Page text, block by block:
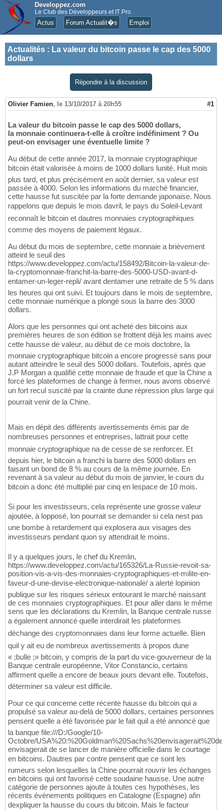
Developpez.com
Le Club des Développeurs et IT Pro
Actus Forum Actualit�s Emploi
Actualités : La valeur du bitcoin passe le cap des 5000
dollars
Répondre à la discussion
Olivier Famien, le 13/10/2017 à 20h55 #1
La valeur du bitcoin passe le cap des 5000 dollars,
la monnaie continuera-t-elle à croître indéfiniment ? Ou
peut-on envisager une éventuelle limite ?
Au début de cette année 2017, la monnaie cryptographique
bitcoin était valorisée à moins de 1000 dollars lunité. Huit mois
plus tard, et plus précisément en août dernier, sa valeur est
passée à 4000. Selon les informations du marché financier,
cette hausse fut suscitée par la forte demande japonaise. Nous
rappelons que depuis le mois davril, le pays du Soleil-Levant
reconnaît le bitcoin et dautres monnaies cryptographiques
comme des moyens de paiement légaux.
Au début du mois de septembre, cette monnaie a brièvement
atteint le seuil des
https://www.developpez.com/actu/158492/Bitcoin-la-valeur-de-
la-cryptomonnaie-franchit-la-barre-des-5000-USD-avant-d-
entamer-un-leger-repli/ avant dentamer une retraite de 5 % dans
les heures qui ont suivi. Et toujours dans le mois de septembre,
cette monnaie numérique a plongé sous la barre des 3000
dollars.
Alors que les personnes qui ont acheté des bitcoins aux
premières heures de son édition se frottent déjà les mains avec
cette hausse de valeur, au début de ce mois doctobre, la
monnaie cryptographique bitcoin a encore progressé sans pour
autant atteindre le seuil des 5000 dollars. Toutefois, après que
J.P Morgan a qualifié cette monnaie de fraude et que la Chine a
forcé les plateformes de change à fermer, nous avons observé
un fort recul suscité par la crainte dune répression plus large qui
pourrait venir de la Chine.
Mais en dépit des différents avertissements émis par de
nombreuses personnes et entreprises, lattrait pour cette
monnaie cryptographique na de cesse de se renforcer. Et
depuis hier, le bitcoin a franchi la barre des 5000 dollars en
faisant un bond de 8 % au cours de la même journée. En
revenant à sa valeur au début du mois de janvier, le cours du
bitcoin a donc été multiplié par cinq en lespace de 10 mois.
Si pour les investisseurs, cela représente une grosse valeur
ajoutée, à lopposé, lon pourrait se demander si cela nest pas
une bombe à retardement qui explosera aux visages des
investisseurs pendant quon sy attendrait le moins.
Il y a quelques jours, le chef du Kremlin,
https://www.developpez.com/actu/165326/La-Russie-revoit-sa-
position-vis-a-vis-des-monnaies-cryptographiques-et-milite-en-
faveur-d-une-devise-electronique-nationale/ a alerté lopinion
publique sur les risques sérieux entourant le marché naissant
de ces monnaies cryptographiques. Et pour aller dans le même
sens que les déclarations du Kremlin, la Banque centrale russe
a également annoncé quelle interdirait les plateformes
déchange des cryptomonnaies dans leur forme actuelle. Bien
quil y ait eu de nombreux avertissements à propos dune
« ;bulle ;» bitcoin, y compris de la part du vice-gouverneur de la
Banque centrale européenne, Vitor Constancio, certains
affirment quelle a encore de beaux jours devant elle. Toutefois,
déterminer sa valeur est difficile.
Pour ce qui concerne cette récente hausse du bitcoin qui a
propulsé sa valeur au-delà de 5000 dollars, certaines personnes
pensent quelle a été favorisée par le fait quil a été annoncé que
la banque file:///D:/Google/10-
Octobre/
envisagerait de se lancer de manière officielle dans le courtage
en bitcoins. Dautres par contre pensent que ce sont les
rumeurs selon lesquelles la Chine pourrait rouvrir les échanges
en bitcoins qui ont favorisé cette soudaine hausse. Une autre
catégorie de personnes ajoute à toutes ces hypothèses, les
récents évènements politiques en Catalogne (Espagne) afin
dexpliquer la hausse du cours du bitcoin. Mais le facteur